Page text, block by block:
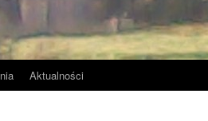
Aktualności